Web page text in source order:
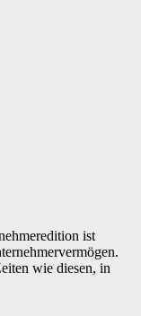
ist
wie diesen, in